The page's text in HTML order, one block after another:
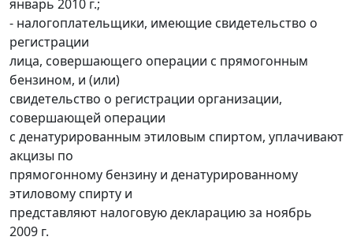
январь 2010 г.;
- налогоплательщики, имеющие свидетельство о
регистрации
лица, совершающего операции с прямогонным
бензином, и (или)
свидетельство о регистрации организации,
совершающей операции
с денатурированным этиловым спиртом, уплачивают
акцизы по
прямогонному бензину и денатурированному
этиловому спирту и
представляют налоговую декларацию за ноябрь
2009 г.